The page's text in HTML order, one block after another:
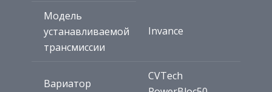
Модель
устанавливаемой
трансмиссии
Invance
Вариатор
CVTech